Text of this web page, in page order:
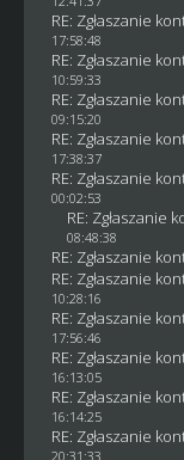
RE: Zgłaszanie
17:58:48
RE: Zgłaszanie
10:59:33
RE: Zgłaszanie
09:15:20
RE: Zgłaszanie
17:38:37
RE: Zgłaszanie
00:02:53
RE: Zgłaszanie
08:48:38
RE: Zgłaszanie
RE: Zgłaszanie
10:28:16
RE: Zgłaszanie
17:56:46
RE: Zgłaszanie
16:13:05
RE: Zgłaszanie
16:14:25
RE: Zgłaszanie
20:31:33